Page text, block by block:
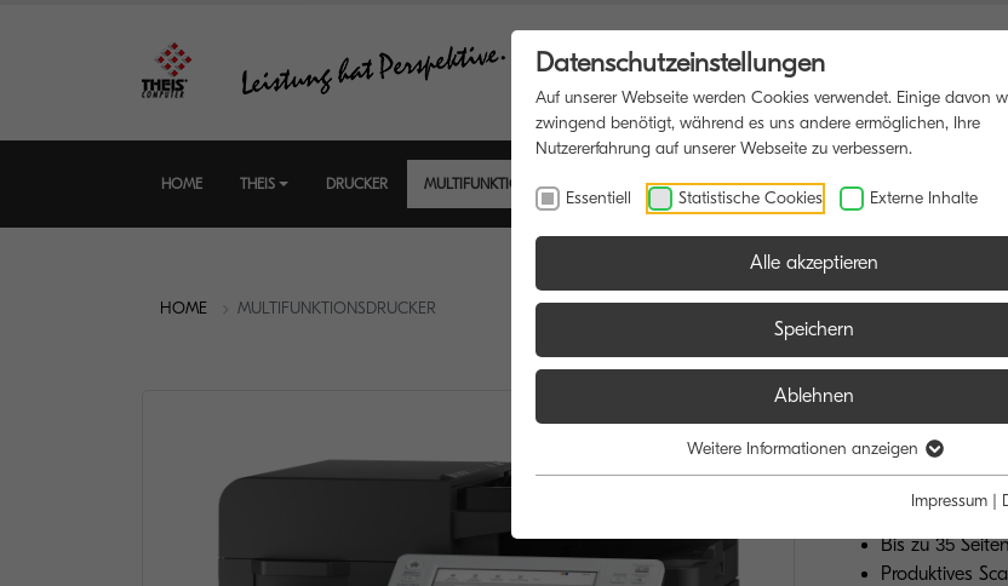
HOME THEIS DRUCKER MULTIFUNKTIONSDRUCKER SOFTWARE BLOG
HOME MULTIFUNKTIONSDRUCKER
DIE
LÖSUNG
Bis zu 35
Produktives
Datenschutzeinstellungen
Auf unserer Webseite werden Cookies verwendet. Einige davon
zwingend benötigt, während es uns andere ermöglichen, Ihre
Nutzererfahrung auf unserer Webseite zu verbessern.
Essentiell Statistische Cookies Externe Inhalte
Alle akzeptieren
Speichern
Ablehnen
Weitere Informationen anzeigen
Impressum |